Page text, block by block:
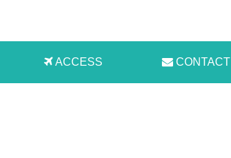
ACCESS CONTACT